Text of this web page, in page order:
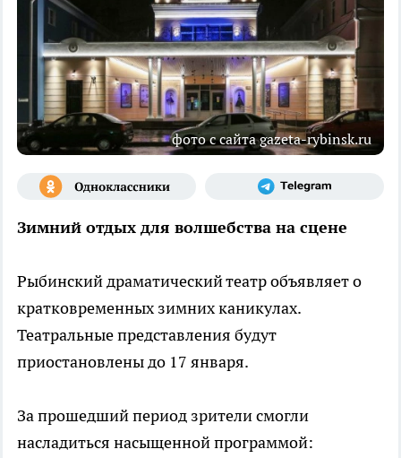
фото с сайта gazeta-rybinsk.ru
Зимний отдых для волшебства на сцене
Рыбинский драматический театр объявляет о
кратковременных зимних каникулах.
Театральные представления будут
приостановлены до 17 января.
За прошедший период зрители смогли
насладиться насыщенной программой: